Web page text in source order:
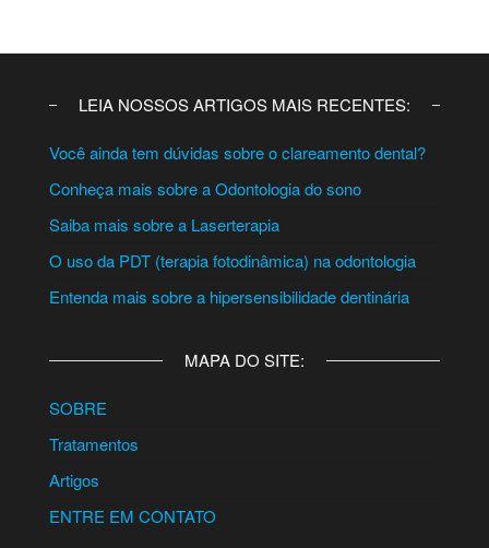
LEIA NOSSOS ARTIGOS MAIS RECENTES:
Você ainda tem dúvidas sobre o clareamento dental?
Conheça mais sobre a Odontologia do sono
Saiba mais sobre a Laserterapia
O uso da PDT (terapia fotodinâmica) na odontologia
Entenda mais sobre a hipersensibilidade dentinária
MAPA DO SITE:
SOBRE
Tratamentos
Artigos
ENTRE EM CONTATO